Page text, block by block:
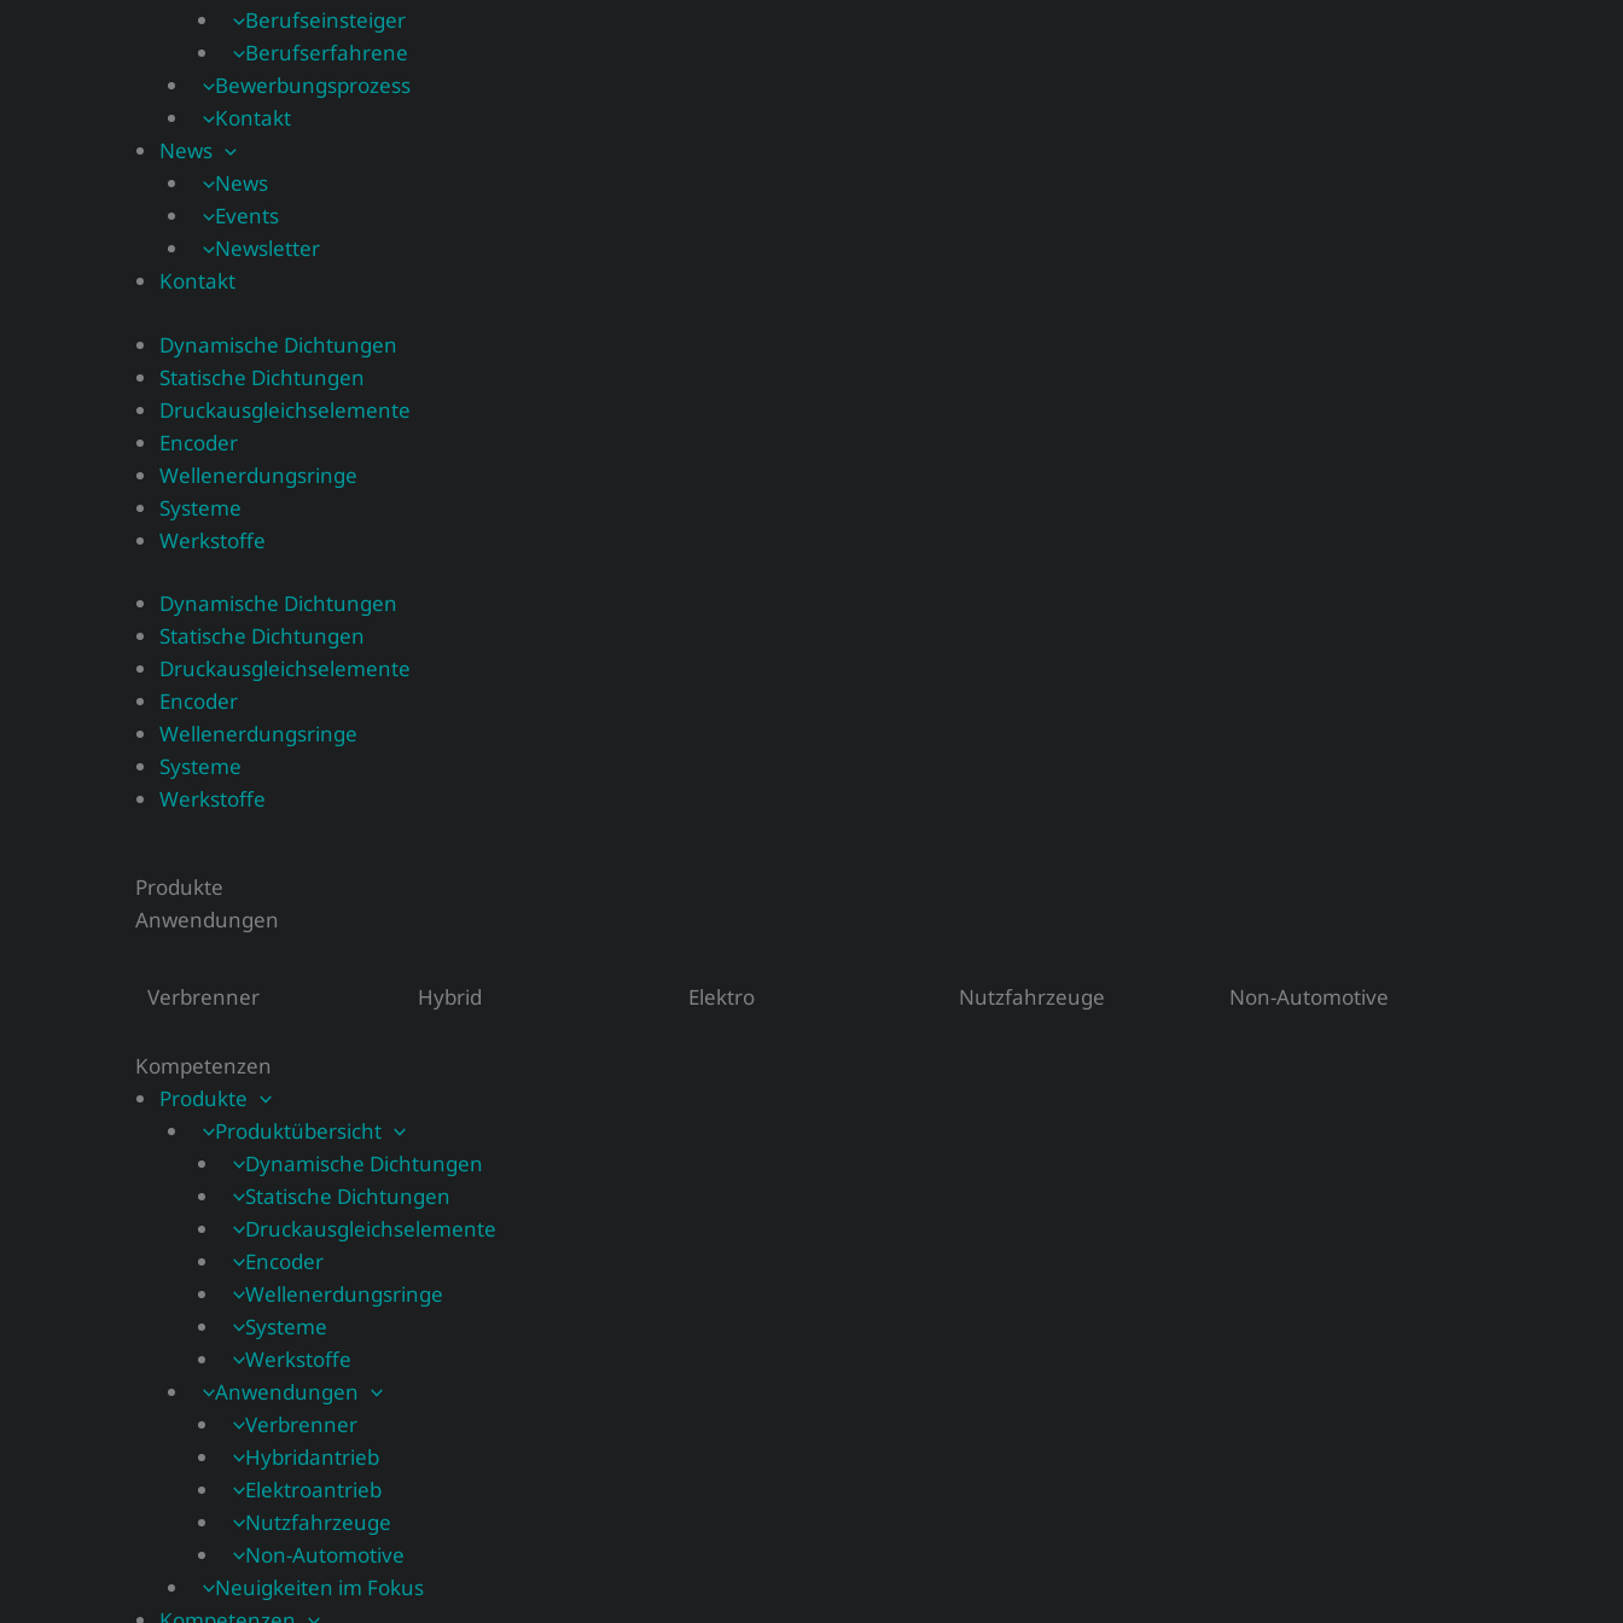
Berufseinsteiger
Berufserfahrene
Bewerbungsprozess
Kontakt
News
News
Events
Newsletter
Kontakt
Dynamische Dichtungen
Statische Dichtungen
Druckausgleichselemente
Encoder
Wellenerdungsringe
Systeme
Werkstoffe
Dynamische Dichtungen
Statische Dichtungen
Druckausgleichselemente
Encoder
Wellenerdungsringe
Systeme
Werkstoffe
Produkte
Anwendungen
Verbrenner Hybrid Elektro Nutzfahrzeuge Non-Automotive
Kompetenzen
Produkte
Produktübersicht
Dynamische Dichtungen
Statische Dichtungen
Druckausgleichselemente
Encoder
Wellenerdungsringe
Systeme
Werkstoffe
Anwendungen
Verbrenner
Hybridantrieb
Elektroantrieb
Nutzfahrzeuge
Non-Automotive
Neuigkeiten im Fokus